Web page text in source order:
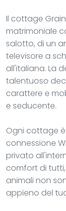
Il cottage
matrimoniale
salotto, di un
televisore a
all'italiana. La
talentuoso
carattere e
e seducente.
Ogni cottage
connessione
privato
comfort di
animali non
appieno del